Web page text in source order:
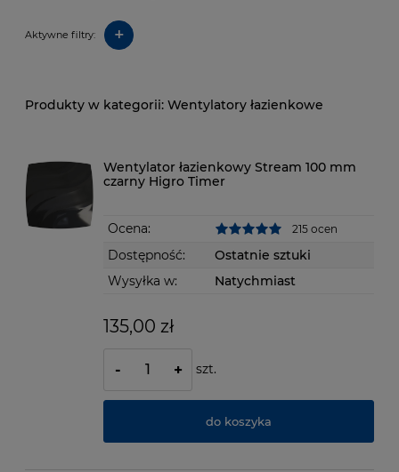
Aktywne filtry: +
Wentylatory łazienkowe
Wentylator łazienkowy Stream 100 mm
czarny Higro Timer
Ocena: 215 ocen
Dostępność:
Ostatnie sztuki
Wysyłka w:
Natychmiast
135,00 zł
- + szt.
do koszyka